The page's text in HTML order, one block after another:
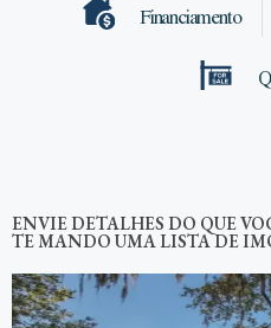
Financiamento
ENVIE DETALHES DO QUE
TE MANDO UMA LISTA DE